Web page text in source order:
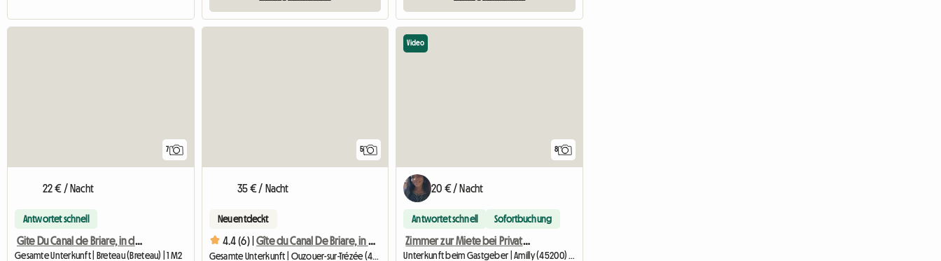
7
22 € / Nacht
Antwortet schnell
Gite Du Canal de Briare, in der Nähe von Briare und Gien
Gesamte Unterkunft | Breteau (Breteau) | 1 M2
5
35 € / Nacht
Neu entdeckt
4.4 (6) | Gîte du Canal De Briare, in der Nähe von Dampierre und Belleville
8
Video
20 € / Nacht
Antwortet schnell Sofortbuchung
Zimmer zur Miete bei Privatpersonen